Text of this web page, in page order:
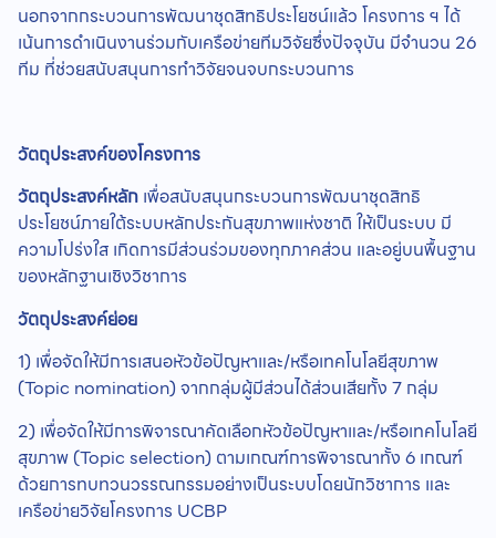
นอกจากกระบวนการพัฒนาชุดสิทธิประโยชน์แล้ว โครงการ ฯ ได้
เน้นการดำเนินงานร่วมกับเครือข่ายทีมวิจัยซึ่งปัจจุบัน มีจำนวน 26
ทีม ที่ช่วยสนับสนุนการทำวิจัยจนจบกระบวนการ
วัตถุประสงค์ของโครงการ
วัตถุประสงค์หลัก เพื่อสนับสนุนกระบวนการพัฒนาชุดสิทธิ
ประโยชน์ภายใต้ระบบหลักประกันสุขภาพแห่งชาติ ให้เป็นระบบ มี
ความโปร่งใส เกิดการมีส่วนร่วมของทุกภาคส่วน และอยู่บนพื้นฐาน
ของหลักฐานเชิงวิชาการ
วัตถุประสงค์ย่อย
1) เพื่อจัดให้มีการเสนอหัวข้อปัญหาและ/หรือเทคโนโลยีสุขภาพ
(Topic nomination) จากกลุ่มผู้มีส่วนได้ส่วนเสียทั้ง 7 กลุ่ม
2) เพื่อจัดให้มีการพิจารณาคัดเลือกหัวข้อปัญหาและ/หรือเทคโนโลยี
สุขภาพ (Topic selection) ตามเกณฑ์การพิจารณาทั้ง 6 เกณฑ์
ด้วยการทบทวนวรรณกรรมอย่างเป็นระบบโดยนักวิชาการ และ
เครือข่ายวิจัยโครงการ UCBP